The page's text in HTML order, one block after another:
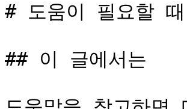
# 도움이 필요할 때
## 이 글에서는